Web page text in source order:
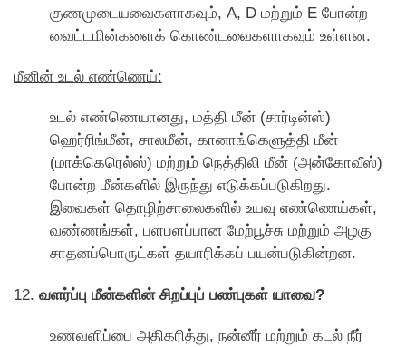
குணமுடை­யவைகளாகவும், A, D மற்றும் E போன்ற
வைட்டமின்களைக் கொண்டவைகளாகவும் உள்ளன.
மீனின் உடல் எண்ணெய்:
உடல் எண்ணெயானது, மத்தி மீன் (சார்டின்ஸ்)
ஹெர்ரிங்மீன், சாலமீன், கானாங்கெளுத்தி மீன்
(மாக்கெரெல்ஸ்) மற்றும் நெத்திலி மீன் (அன்கோவீஸ்)
போன்ற மீன்களில் இருந்து எடுக்கப்படுகிறது.
இவைகள் தொழிற்சாலைகளில் உயவு எண்ணெய்கள்,
வண்ணங்கள், பளபளப்பான மேற்பூச்சு மற்றும் அழகு
சாதனப்பொருட்கள் தயாரிக்கப் பயன்படுகின்றன.
12. வளர்ப்பு மீன்களின் சிறப்புப் பண்புகள் யாவை?
உணவளிப்பை அதிகரித்து, நன்னீர் மற்றும் கடல் நீர்